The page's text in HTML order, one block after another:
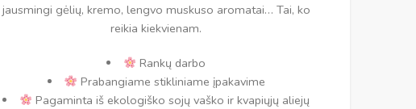
jausmingi gėlių, kremo, lengvo muskuso aromatai… Tai, ko
reikia kiekvienam.
Rankų darbo
Prabangiame stikliniame įpakavime
Pagaminta iš ekologiško sojų vaško ir kvapiųjų aliejų